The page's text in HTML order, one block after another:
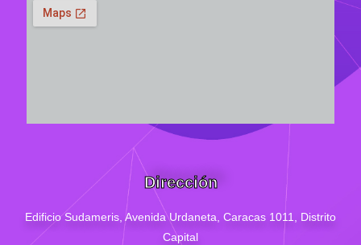
Dirección
Edificio Sudameris, Avenida Urdaneta, Caracas 1011, Distrito
Capital